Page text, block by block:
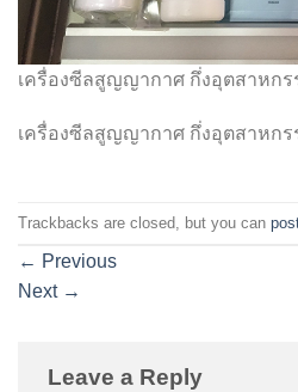
เครื่องซีลสูญญากาศ กึ่งอุตสาหกร
เครื่องซีลสูญญากาศ กึ่งอุตสาหกร
Trackbacks are closed, but you can
← Previous
Next →
Leave a Reply